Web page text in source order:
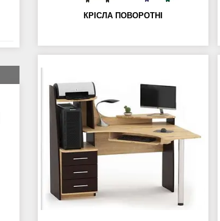
КРІСЛА ПОВОРОТНІ